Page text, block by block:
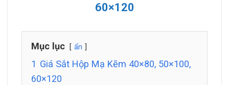
60×120
Mục lục ẩn
1 Giá Sắt Hộp Mạ Kẽm 40×80, 50×100,
60×120